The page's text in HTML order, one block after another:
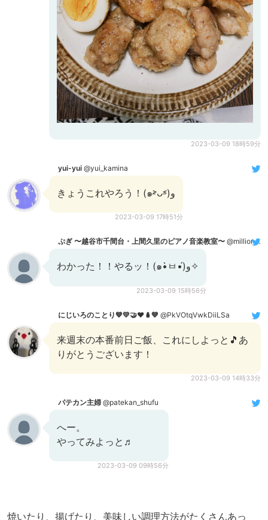
2023-03-09 18時59分
yui-yui @yui_kamina
きょうこれやろう！(๑˃̵ᴗ˂̵)و
2023-03-09 17時51分
ぷぎ 〜越谷市千間台・上間久里のピアノ音楽教室〜 @million_sao
わかった！！やるッ！(๑•̀ㅂ•́)و✧
2023-03-09 15時56分
にじいろのことり💙💛🤝❤️🪆💙 @PkVOtqVwkDiiLSa
来週末の本番前日ご飯、これにしよっと🎵あ
りがとうございます！
2023-03-09 14時33分
パテカン主婦 @patekan_shufu
へー。
やってみよっと♬
2023-03-09 09時56分
焼いたり、揚げたり、美味しい調理方法がたくさんあっ